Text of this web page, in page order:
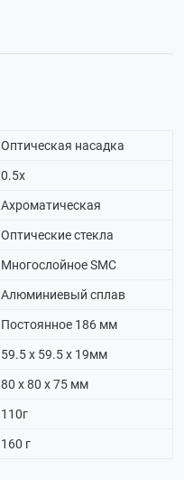
Оптическая насадка
0.5х
Ахроматическая
Оптические стекла
Многослойное SMC
Алюминиевый сплав
Постоянное 186 мм
59.5 х 59.5 х 19мм
80 х 80 х 75 мм
110г
160 г